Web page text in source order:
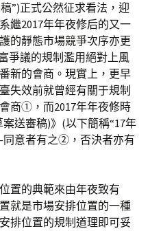
”)正式公然征求看法，迎
繼2017年年夜修后的又一
的靜態市場競爭次序亦更
爭議的規制濫用絕對上風
新的會商。現實上，更早
失效前就曾經有關于規制
商①，而2017年年夜修時
送審稿)》(以下簡稱“17年
意者有之②，否決者亦有
置的典範來由年夜致有
就是市場安排位置的一種
排位置的規制道理即可妥